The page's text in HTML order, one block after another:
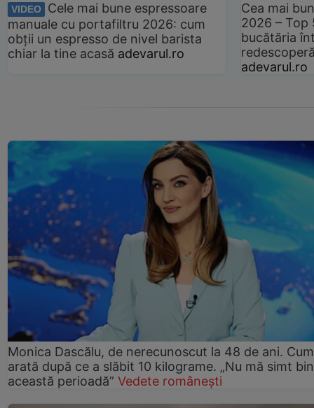
VIDEO
Cele mai bune espressoare
manuale cu portafiltru 2026: cum
obții un espresso de nivel barista
chiar la tine acasă adevarul.ro
Cea mai
2026 –
bucătăria
adevarul.ro
Monica Dascălu, de nerecunoscut la 48 de ani. Cum
arată după ce a slăbit 10 kilograme. „Nu mă simt
această perioadă” Vedete românești